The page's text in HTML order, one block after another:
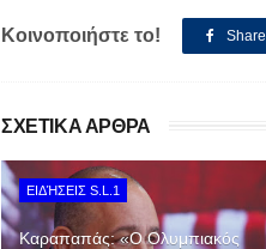
Κοινοποιήστε το!
ΣΧΕΤΙΚΑ ΑΡΘΡΑ
ΕΙΔΉΣΕΙΣ S.L.1
Καραπαπάς: «Ο Ολυμπιακός